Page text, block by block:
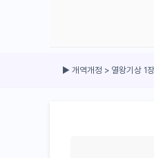
▶ 개역개정 > 열왕기상 1장